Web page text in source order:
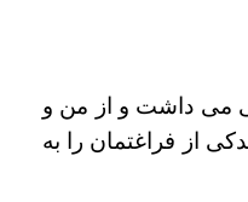
می داشت و از من و
از فراغتمان را به